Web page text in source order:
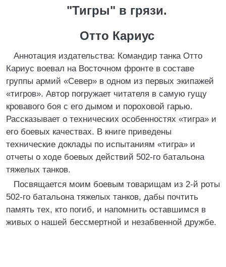
"Тигры" в грязи.
Отто Кариус
Аннотация издательства: Командир танка Отто
Кариус воевал на Восточном фронте в составе
группы армий «Север» в одном из первых экипажей
«тигров». Автор погружает читателя в самую гущу
кровавого боя с его дымом и пороховой гарью.
Рассказывает о технических особенностях «тигра» и
его боевых качествах. В книге приведены
технические доклады по испытаниям «тигра» и
отчеты о ходе боевых действий 502-го батальона
тяжелых танков.
Посвящается моим боевым товарищам из 2-й роты
502-го батальона тяжелых танков, дабы почтить
память тех, кто погиб, и напомнить оставшимся в
живых о нашей бессмертной и незабвенной дружбе.